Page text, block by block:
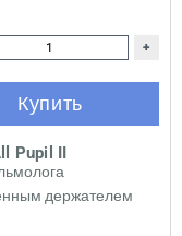
Pupil II
держателем
+
Купить